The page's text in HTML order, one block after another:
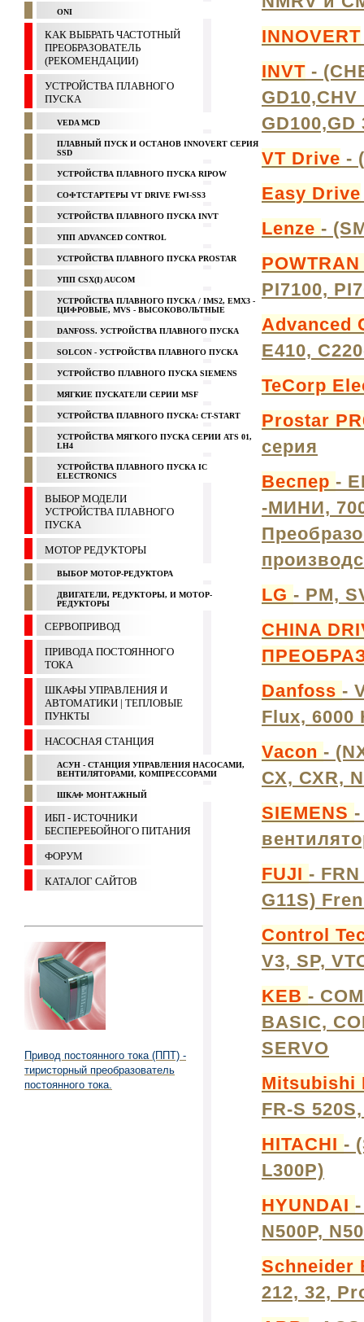
ONI
КАК ВЫБРАТЬ ЧАСТОТНЫЙ
ПРЕОБРАЗОВАТЕЛЬ
(РЕКОМЕНДАЦИИ)
УСТРОЙСТВА ПЛАВНОГО
ПУСКА
VEDA MCD
ПЛАВНЫЙ ПУСК И ОСТАНОВ INNOVERT СЕРИЯ
SSD
УСТРОЙСТВА ПЛАВНОГО ПУСКА RIPOW
СОФТСТАРТЕРЫ VT DRIVE FWI-SS3
УСТРОЙСТВА ПЛАВНОГО ПУСКА INVT
УПП ADVANCED CONTROL
УСТРОЙСТВА ПЛАВНОГО ПУСКА PROSTAR
УПП CSX(I) AUCOM
УСТРОЙСТВА ПЛАВНОГО ПУСКА / IMS2, EMX3 -
ЦИФРОВЫЕ, MVS - ВЫСОКОВОЛЬТНЫЕ
DANFOSS. УСТРОЙСТВА ПЛАВНОГО ПУСКА
SOLCON - УСТРОЙСТВА ПЛАВНОГО ПУСКА
УСТРОЙСТВО ПЛАВНОГО ПУСКА SIEMENS
МЯГКИЕ ПУСКАТЕЛИ СЕРИИ MSF
УСТРОЙСТВА ПЛАВНОГО ПУСКА: CT-START
УСТРОЙСТВА МЯГКОГО ПУСКА СЕРИИ ATS 01,
LH4
УСТРОЙСТВА ПЛАВНОГО ПУСКА IC
ELECTRONICS
ВЫБОР МОДЕЛИ
УСТРОЙСТВА ПЛАВНОГО
ПУСКА
МОТОР РЕДУКТОРЫ
ВЫБОР МОТОР-РЕДУКТОРА
ДВИГАТЕЛИ, РЕДУКТОРЫ, И МОТОР-
РЕДУКТОРЫ
СЕРВОПРИВОД
ПРИВОДА ПОСТОЯННОГО
ТОКА
ШКАФЫ УПРАВЛЕНИЯ И
АВТОМАТИКИ | ТЕПЛОВЫЕ
ПУНКТЫ
НАСОСНАЯ СТАНЦИЯ
АСУН - СТАНЦИЯ УПРАВЛЕНИЯ НАСОСАМИ,
ВЕНТИЛЯТОРАМИ, КОМПРЕССОРАМИ
ШКАФ МОНТАЖНЫЙ
ИБП - ИСТОЧНИКИ
БЕСПЕРЕБОЙНОГО ПИТАНИЯ
ФОРУМ
КАТАЛОГ САЙТОВ
Привод постоянного тока (ППТ) -
тиристорный преобразователь
постоянного тока.
INNOVERT
INVT -
VT Drive -
Easy Drive
Lenze -
PI7100,
Advanced
E410,
TeCorp
Prostar
серия
Веспер -
-МИНИ,
LG - PM,
CHINA
Danfoss -
Flux, 6000
Vacon -
СХ, СХR,
SIEMENS
FUJI -
G11S)
Control
V3, SP,
KEB -
BASIC,
SERVO
FR-S
HITACHI -
L300P)
HYUNDAI
N500P,
212, 32,